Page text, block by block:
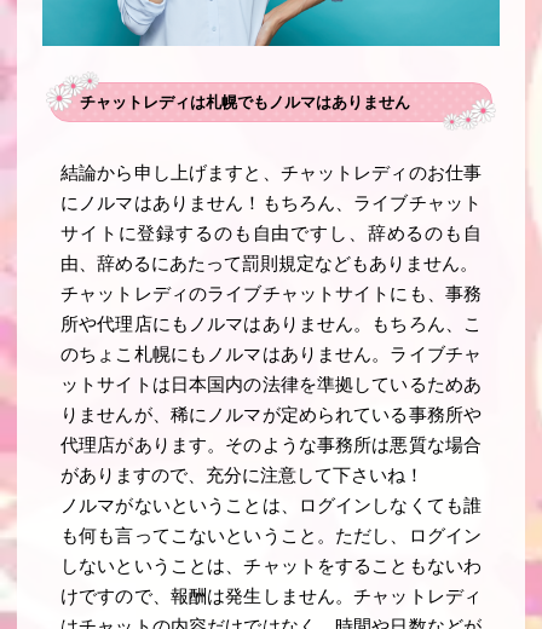
チャットレディは札幌でもノルマはありません
結論から申し上げますと、チャットレディのお仕事
にノルマはありません！もちろん、ライブチャット
サイトに登録するのも自由ですし、辞めるのも自
由、辞めるにあたって罰則規定などもありません。
チャットレディのライブチャットサイトにも、事務
所や代理店にもノルマはありません。もちろん、こ
のちょこ札幌にもノルマはありません。ライブチャ
ットサイトは日本国内の法律を準拠しているためあ
りませんが、稀にノルマが定められている事務所や
代理店があります。そのような事務所は悪質な場合
がありますので、充分に注意して下さいね！
ノルマがないということは、ログインしなくても誰
も何も言ってこないということ。ただし、ログイン
しないということは、チャットをすることもないわ
けですので、報酬は発生しません。チャットレディ